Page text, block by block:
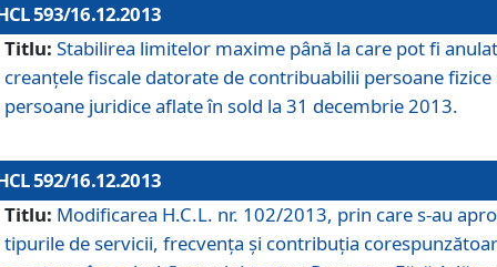
593/16.12.2013
Titlu: Stabilirea limitelor maxime până la care pot fi
creanţele fiscale datorate de contribuabilii persoane fizice
persoane juridice aflate în sold la 31 decembrie 2013.
592/16.12.2013
Titlu: Modificarea H.C.L. nr. 102/2013, prin care s-au
tipurile de servicii, frecvenţa şi contribuţia